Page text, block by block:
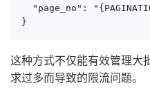
"page_no":
}
这种方式不仅能有效管理大
求过多而导致的限流问题。